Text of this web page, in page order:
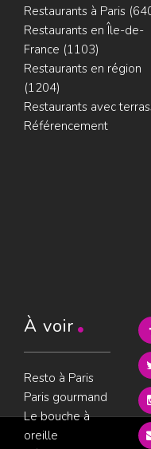
Restaurants à Paris
Restaurants en Île-de-
France (1103)
Restaurants en région
(1204)
Restaurants avec
Référencement
À voir
Resto à Paris
Paris gourmand
Le bouche à
oreille